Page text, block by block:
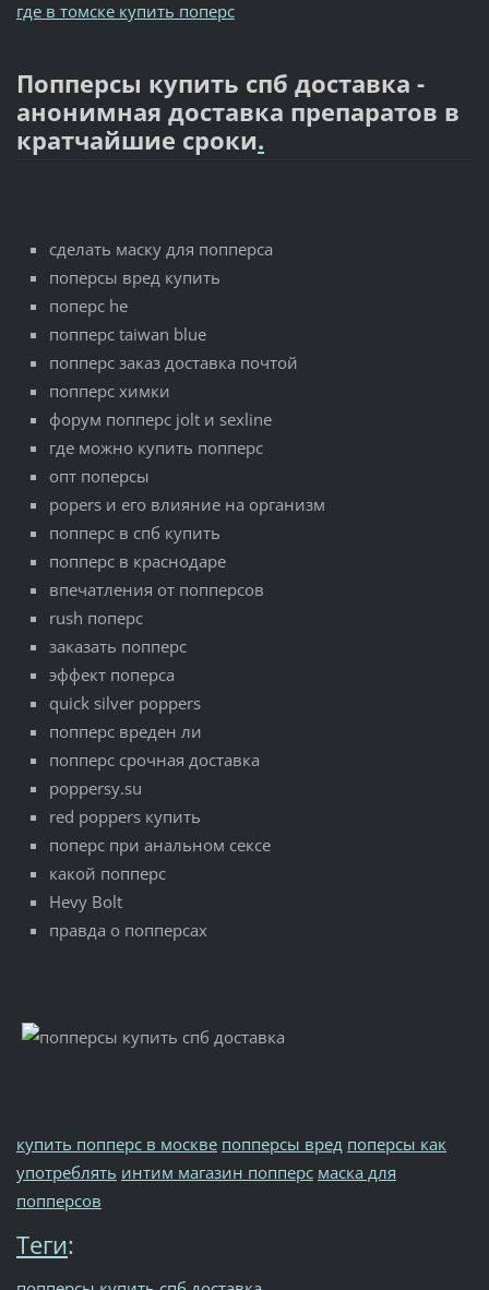
где в томске купить поперс
Попперсы купить спб доставка -
анонимная доставка препаратов в
кратчайшие сроки.
сделать маску для попперса
поперсы вред купить
поперс he
попперс taiwan blue
попперс заказ доставка почтой
попперс химки
форум попперс jolt и sexline
где можно купить попперс
опт поперсы
popers и его влияние на организм
попперс в спб купить
попперс в краснодаре
впечатления от попперсов
rush поперс
заказать попперс
эффект поперса
quick silver poppers
попперс вреден ли
попперс срочная доставка
poppersy.su
red poppers купить
поперс при анальном сексе
какой попперс
Hevy Bolt
правда о попперсах
купить попперс в москве попперсы вред поперсы как
употреблять интим магазин попперс маска для
попперсов
Теги: